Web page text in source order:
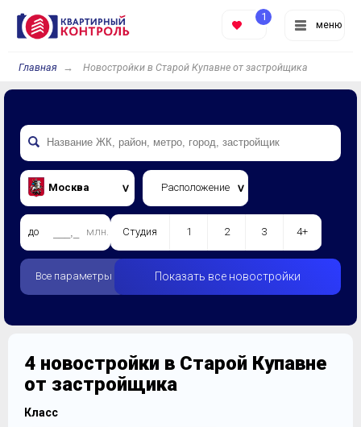
меню
1
Главная Новостройки в Старой Купавне от застройщика
Москва Расположение
до млн. Студия 1 2 3 4+
Все параметры Показать все новостройки
4 новостройки в Старой Купавне
от застройщика
Класс